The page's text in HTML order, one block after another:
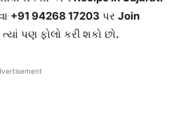
+91 94268 17203 પર Join
પણ ફોલો કરી શકો છો.